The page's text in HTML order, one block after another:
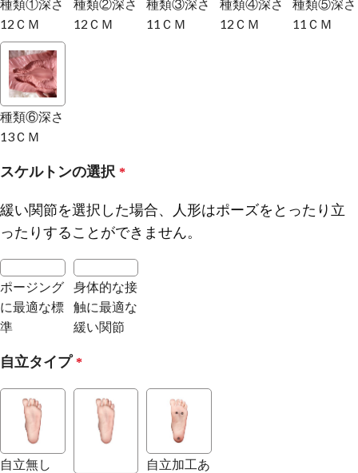
種類①深さ
12ＣＭ
種類②深さ
12ＣＭ
種類③深さ
11ＣＭ
種類④深さ
12ＣＭ
種類⑤深さ
11ＣＭ
種類⑥深さ
13ＣＭ
スケルトンの選択 *
緩い関節を選択した場合、人形はポーズをとったり立
ったりすることができません。
ポージング
に最適な標
準
身体的な接
触に最適な
緩い関節
自立タイプ *
自立無し
自立加工あ